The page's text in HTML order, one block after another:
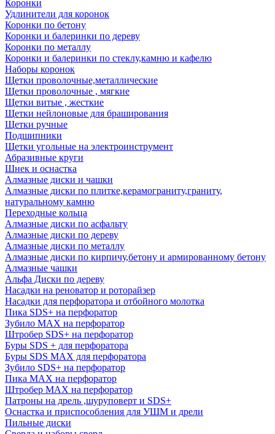
Коронки
Удлинители для коронок
Коронки по бетону
Коронки и балеринки по дереву
Коронки по металлу
Коронки и балеринки по стеклу,камню и кафелю
Наборы коронок
Щетки проволочные,металлические
Щетки проволочные , мягкие
Щетки витые , жесткие
Щетки нейлоновые для браширования
Щетки ручные
Подшипники
Щетки угольные на электроинструмент
Абразивные круги
Шнек и оснастка
Алмазные диски и чашки
Алмазные диски по плитке,керамограниту,граниту,
натуральному камню
Переходные кольца
Алмазные диски по асфальту
Алмазные диски по дереву
Алмазные диски по металлу
Алмазные диски по кирпичу,бетону и армированному бетону
Алмазные чашки
Альфа Диски по дереву
Насадки на реноватор и роторайзер
Насадки для перфоратора и отбойного молотка
Пика SDS+ на перфоратор
Зубило MAX на перфоратор
Штробер SDS+ на перфоратор
Буры SDS + для перфоратора
Буры SDS MAX для перфоратора
Зубило SDS+ на перфоратор
Пика MAX на перфоратор
Штробер MAX на перфоратор
Патроны на дрель ,шуруповерт и SDS+
Оснастка и приспособления для УШМ и дрели
Пильные диски